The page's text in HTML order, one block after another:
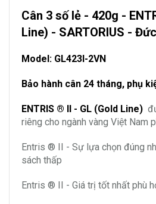
Cân 3 số lẻ - 420g -
Line) - SARTORIUS - Đức
Model: GL423I-2VN
Bảo hành cân 24 tháng, phụ
ENTRIS ® II - GL (Gold Line)
riêng cho ngành vàng Việt Nam
Entris ® II - Sự lựa chọn đúng
sách thấp
Entris ® II - Giá trị tốt nhất phù